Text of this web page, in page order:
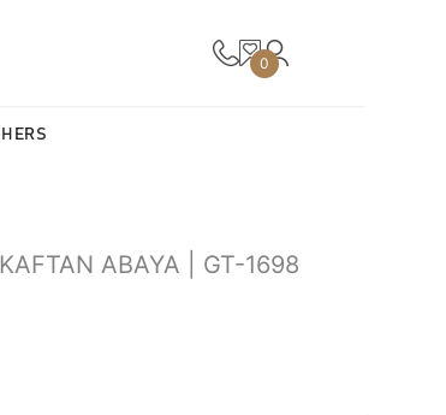
0
ABAYA | GT-1698